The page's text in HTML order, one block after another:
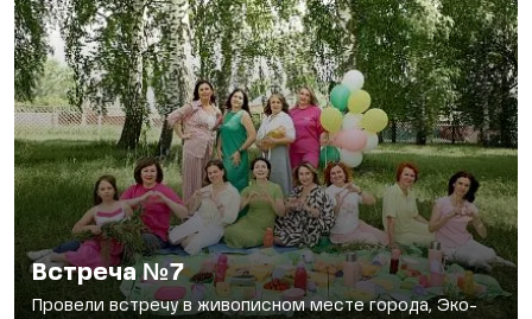
Встреча №7
Провели встречу в живописном месте города, Эко-